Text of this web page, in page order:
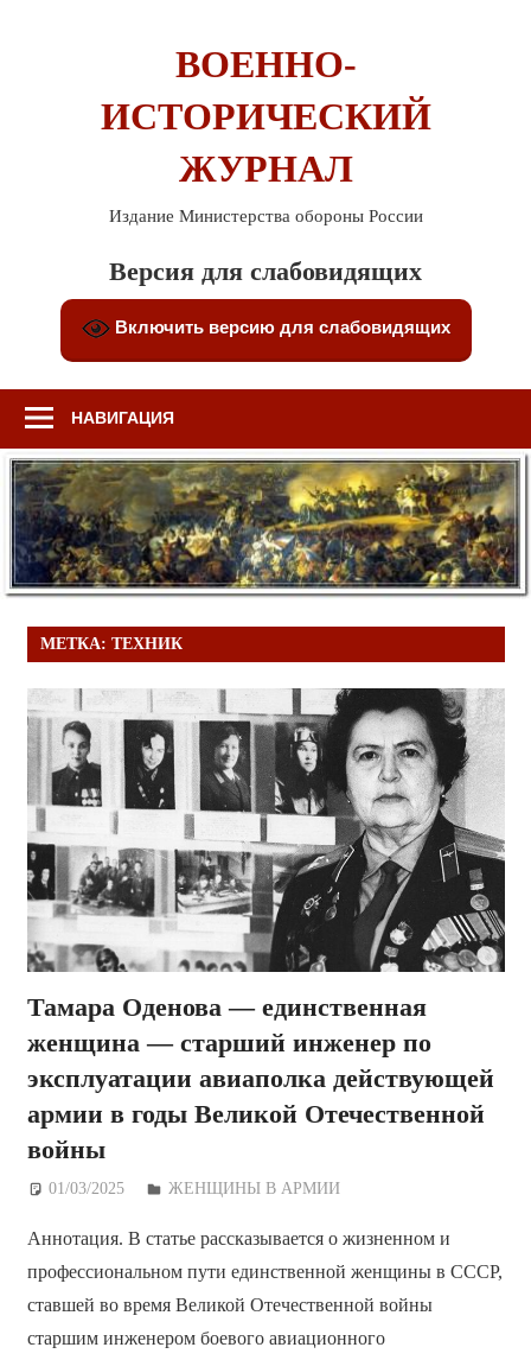
ВОЕННО-
ИСТОРИЧЕСКИЙ
ЖУРНАЛ
Издание Министерства обороны России
Версия для слабовидящих
Включить версию для слабовидящих
НАВИГАЦИЯ
МЕТКА: ТЕХНИК
Тамара Оденова — единственная
женщина — старший инженер по
эксплуатации авиаполка действующей
армии в годы Великой Отечественной
войны
01/03/2025 Дежурный по Редакции
ЖЕНЩИНЫ В АРМИИ
Аннотация. В статье рассказывается о жизненном и
профессиональном пути единственной женщины в СССР,
ставшей во время Великой Отечественной войны
старшим инженером боевого авиационного